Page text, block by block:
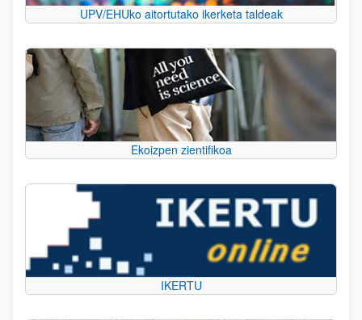
UPV/EHUko aitortutako ikerketa taldeak
Ekoizpen zientifikoa
IKERTU